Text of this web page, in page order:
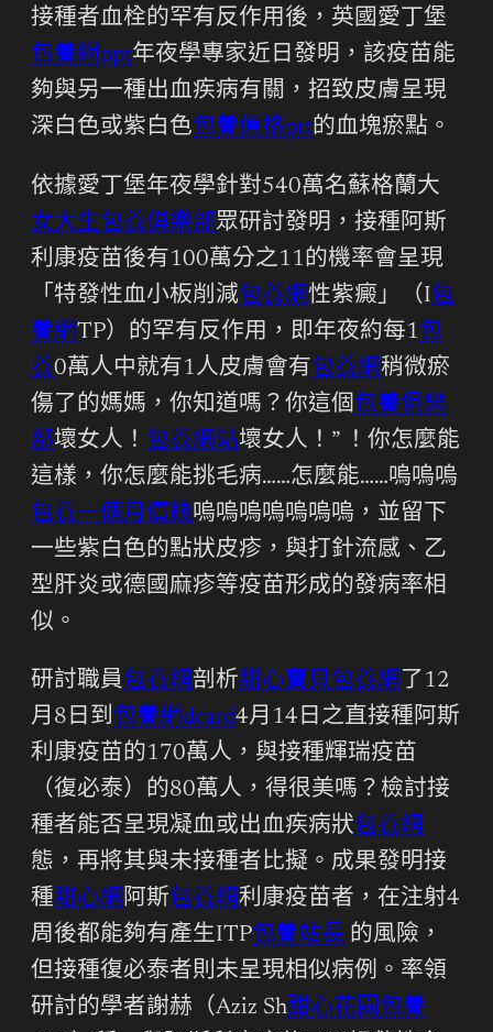
接種者血栓的罕有反作用後，英國愛丁堡
包養網ppt年夜學專家近日發明，該疫苗能
夠與另一種出血疾病有關，招致皮膚呈現
深白色或紫白色包養價格ptt的血塊瘀點。
依據愛丁堡年夜學針對540萬名蘇格蘭大
女大生包養俱樂部眾研討發明，接種阿斯
利康疫苗後有100萬分之11的機率會呈現
「特發性血小板削減包養網性紫癜」（I包
養網TP）的罕有反作用，即年夜約每1包
養0萬人中就有1人皮膚會有 包養網稍微瘀
傷了的媽媽，你知道嗎？你這個包養俱樂
部壞女人！ 包養網站壞女人！” ！你怎麼能
這樣，你怎麼能挑毛病……怎麼能……嗚嗚嗚
包養一個月價錢嗚嗚嗚嗚嗚嗚嗚，並留下
一些紫白色的點狀皮疹，與打針流感、乙
型肝炎或德國麻疹等疫苗形成的發病率相
似。
研討職員包養網剖析甜心寶貝包養網 了12
月8日到包養網dcard4月14日之直接種阿斯
利康疫苗的170萬人，與接種輝瑞疫苗
（復必泰）的80萬人，得很美嗎？檢討接
種者能否呈現凝血或出血疾病狀包養網
態，再將其與未接種者比擬。成果發明接
種甜心網阿斯包養網利康疫苗者，在注射4
周後都能夠有產生ITP包養站長 的風險，
但接種復必泰者則未呈現相似病例。率領
研討的學者謝赫（Aziz Sh甜心花園包養